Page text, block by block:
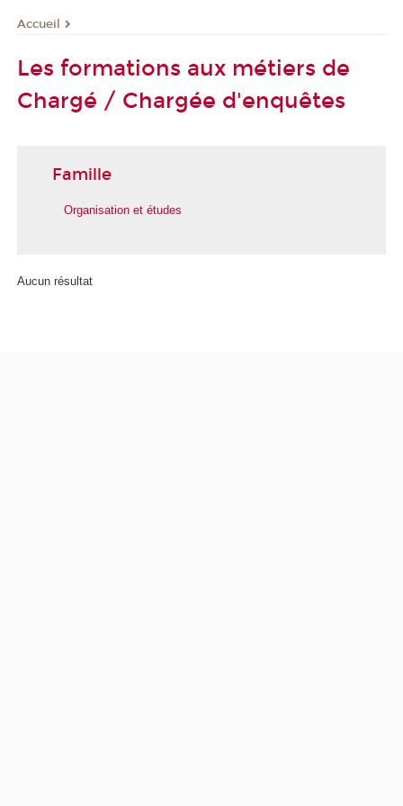
Accueil
Les formations aux métiers de
Chargé / Chargée d'enquêtes
Famille
Organisation et études
Aucun résultat